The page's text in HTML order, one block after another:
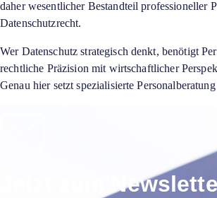
daher wesentlicher Bestandteil professioneller
Datenschutzrecht.
Wer Datenschutz strategisch denkt, benötigt
rechtliche Präzision mit wirtschaftlicher
Genau hier setzt spezialisierte Personalberatung
Jetzt zum